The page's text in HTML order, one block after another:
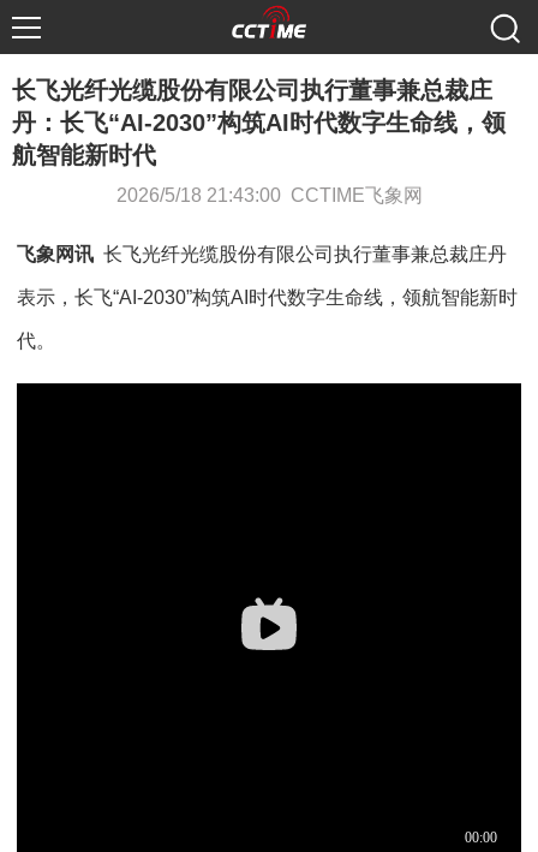
长飞光纤光缆股份有限公司执行董事兼总裁庄
丹：长飞“AI-2030”构筑AI时代数字生命线，领
航智能新时代
2026/5/18 21:43:00 CCTIME飞象网
飞象网讯 长飞光纤光缆股份有限公司执行董事兼总裁庄丹
表示，长飞“AI-2030”构筑AI时代数字生命线，领航智能新时
代。